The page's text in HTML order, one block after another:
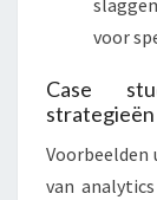
voor
Case
strategieën
van